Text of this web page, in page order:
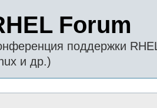
Forum
поддержки
и др.)